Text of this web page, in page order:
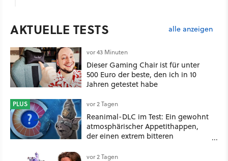
AKTUELLE TESTS alle anzeigen
vor 43 Minuten
Dieser Gaming Chair ist für unter
500 Euro der beste, den ich in 10
Jahren getestet habe
PLUS vor 2 Tagen
Reanimal-DLC im Test: Ein gewohnt
atmosphärischer Appetithappen,
der einen extrem bitteren
vor 2 Tagen